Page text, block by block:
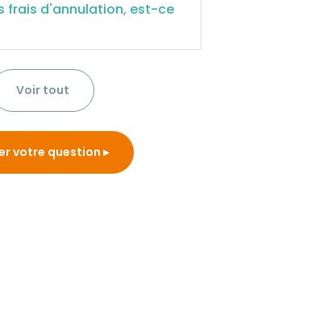
frais d'annulation, est-ce
Voir tout
votre question